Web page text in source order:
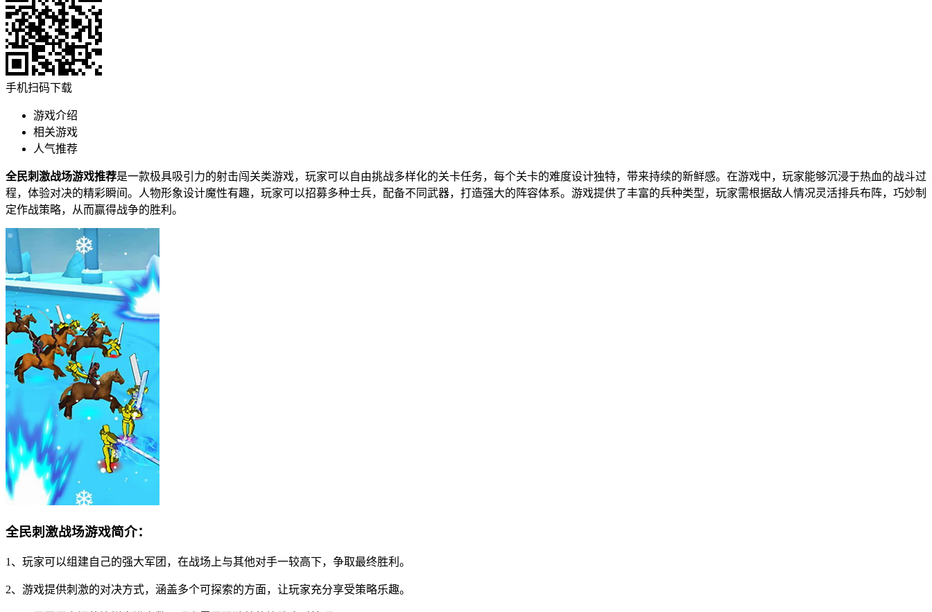
手机扫码下载
游戏介绍
相关游戏
人气推荐
全民刺激战场游戏推荐是一款极具吸引力的射击闯关类游戏，玩家可以自由挑战多样化的关卡任务，每个关卡的难度设计独特，带来持续的新鲜感。在游戏中，玩家能够沉浸于热血的战斗过
程，体验对决的精彩瞬间。人物形象设计魔性有趣，玩家可以招募多种士兵，配备不同武器，打造强大的阵容体系。游戏提供了丰富的兵种类型，玩家需根据敌人情况灵活排兵布阵，巧妙制
定作战策略，从而赢得战争的胜利。
全民刺激战场游戏简介：
1、玩家可以组建自己的强大军团，在战场上与其他对手一较高下，争取最终胜利。
2、游戏提供刺激的对决方式，涵盖多个可探索的方面，让玩家充分享受策略乐趣。